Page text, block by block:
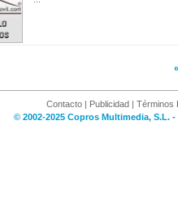
Contacto | Publicidad | Términos
© 2002-2025 Copros Multimedia, S.L.